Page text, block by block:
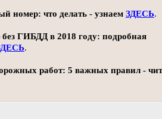
номер: что делать - узнаем ЗДЕСЬ.
ГИБДД в 2018 году: подробная
.
работ: 5 важных правил -